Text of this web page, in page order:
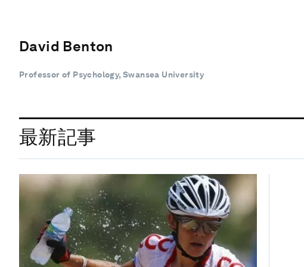
David Benton
Professor of Psychology, Swansea University
最新記事